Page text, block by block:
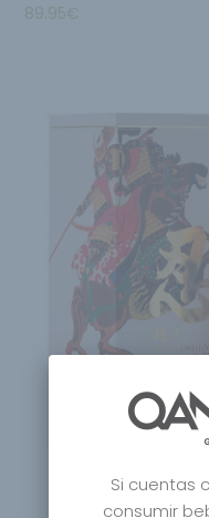
89.95€
Si cuentas
consumir